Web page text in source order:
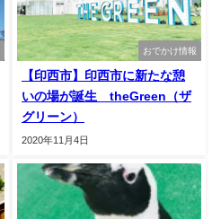
おでかけ情報
【印西市】印西市に新たな憩
いの場が誕生 theGreen（ザ
グリーン）
2020年11月4日